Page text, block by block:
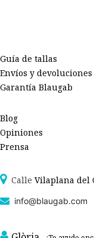
Guía de tallas
Envíos y devoluciones
Garantía Blaugab
Blog
Opiniones
Prensa
Calle Vilaplana del
info@blaugab.com